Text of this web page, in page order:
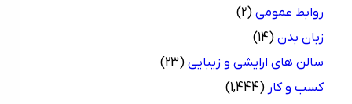
روابط عمومی (2)
زبان بدن (14)
سالن های ارایشی و زیبایی (23)
کسب و کار (1,444)